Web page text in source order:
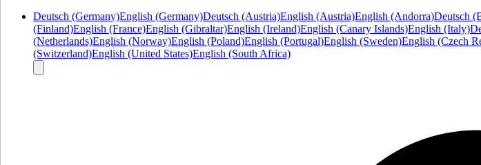
Deutsch (Germany)English (Germany)Deutsch (Austria)English (Austria)English (Andorra)Deutsch
(Finland)English (France)English (Gibraltar)English (Ireland)English (Canary Islands)English (Italy)
(Netherlands)English (Norway)English (Poland)English (Portugal)English (Sweden)English (Czech
(Switzerland)English (United States)English (South Africa)